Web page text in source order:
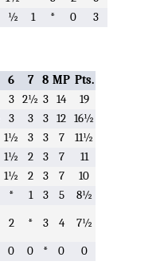
½ 1 * 0 3
6 7 8 MP Pts.
3 2½ 3 14
19
3 3 3 12 16½
1½ 3 3 7
11½
1½ 2 3 7
11
1½ 2 3 7
10
* 1 3 5 8½
2 * 3 4 7½
0 0 * 0 0